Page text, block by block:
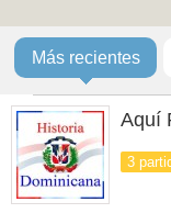
Más recientes
Aquí
3